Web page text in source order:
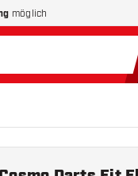
möglich